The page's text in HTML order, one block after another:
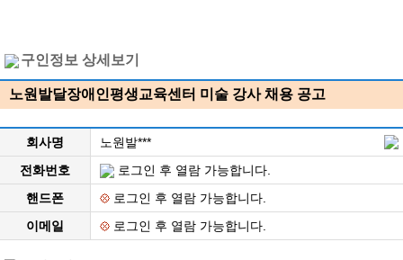
구인정보 상세보기
노원발달장애인평생교육센터 미술 강사 채용 공고
회사명
노원발***
전화번호
로그인 후 열람 가능합니다.
핸드폰
로그인 후 열람 가능합니다.
이메일
로그인 후 열람 가능합니다.